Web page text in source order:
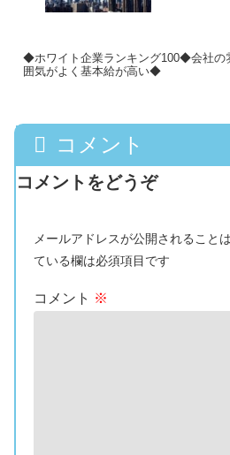
◆ホワイト企業ランキング100◆会社の
囲気がよく基本給が高い◆
コメント
コメントをどうぞ
メールアドレスが公開されること
ている欄は必須項目です
コメント ※